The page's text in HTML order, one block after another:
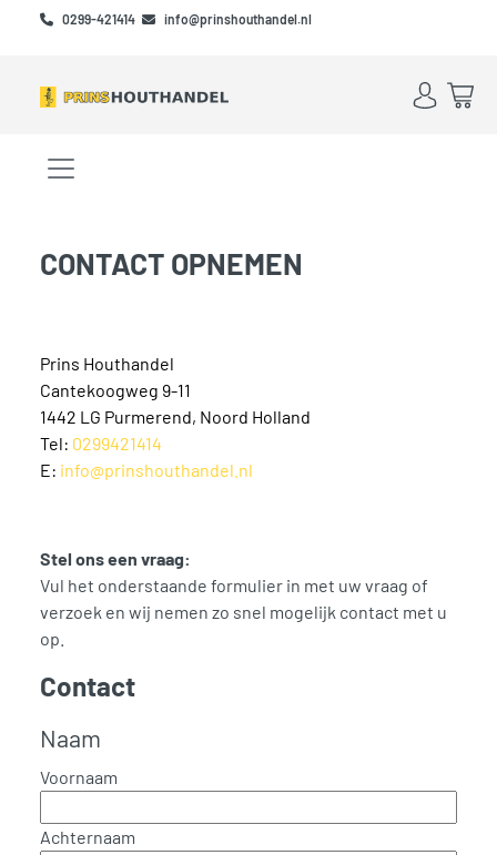
Skip to main content
Skip to footer
0299-421414 info@prinshouthandel.nl
Account
Menu openen/sluiten
CONTACT OPNEMEN
Prins Houthandel
Cantekoogweg 9-11
1442 LG Purmerend, Noord Holland
Tel: 0299421414
E: info@prinshouthandel.nl
Stel ons een vraag:
Vul het onderstaande formulier in met uw vraag of
verzoek en wij nemen zo snel mogelijk contact met u
op.
Contact
Naam
Voornaam
Achternaam